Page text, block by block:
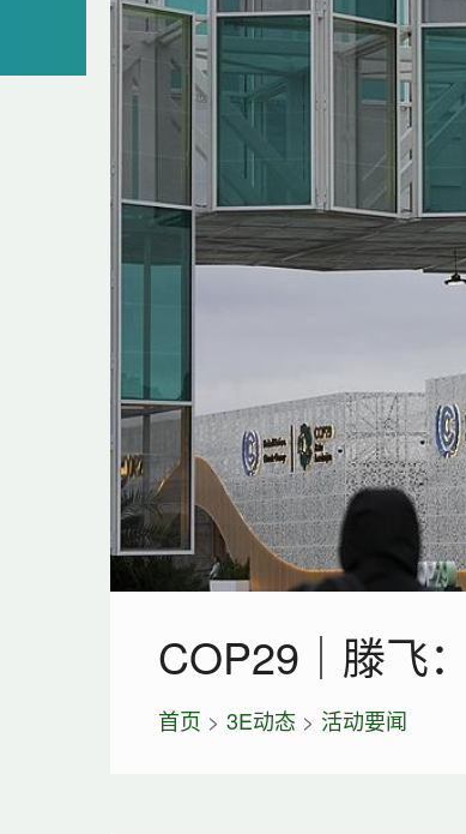
COP29｜滕飞
首页 > 3E动态 > 活动要闻